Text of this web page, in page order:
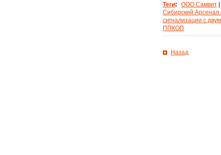
Теги: ООО Самвит |
Сибирский Арсенал
сигнализации с
ППКОП
Назад